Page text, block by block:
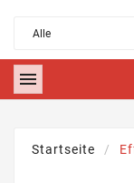

Startseite